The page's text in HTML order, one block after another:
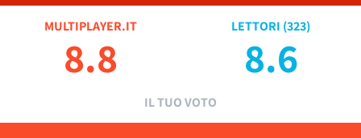
MULTIPLAYER.IT
8.8
LETTORI (323)
8.6
IL TUO VOTO